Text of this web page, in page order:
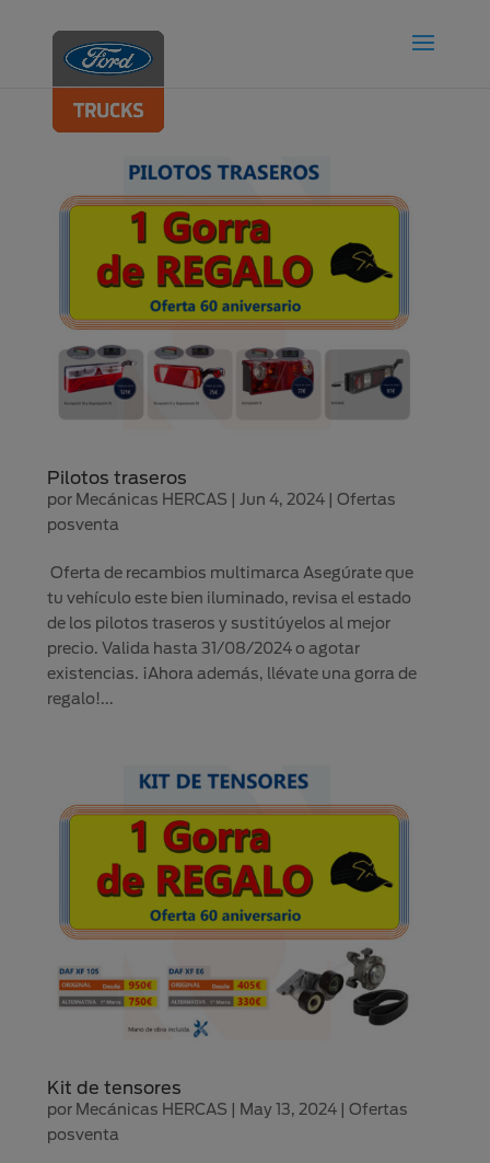
Pilotos traseros
por Mecánicas HERCAS |Jun 4, 2024 |Ofertas
posventa
Oferta de recambios multimarca Asegúrate que
tu vehículo este bien iluminado, revisa el estado
de los pilotos traseros y sustitúyelos al mejor
precio. Valida hasta 31/08/2024 o agotar
existencias. ¡Ahora además, llévate una gorra de
regalo!...
Kit de tensores
por Mecánicas HERCAS May 13, 2024 |Ofertas
posventa